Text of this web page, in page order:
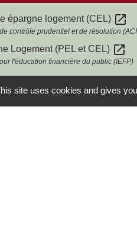
épargne logement (CEL) open_in_new
contrôle prudentiel et de résolution
Logement (PEL et CEL) open_in_new
l'éducation financière du public (IEFP)
site uses cookies and gives